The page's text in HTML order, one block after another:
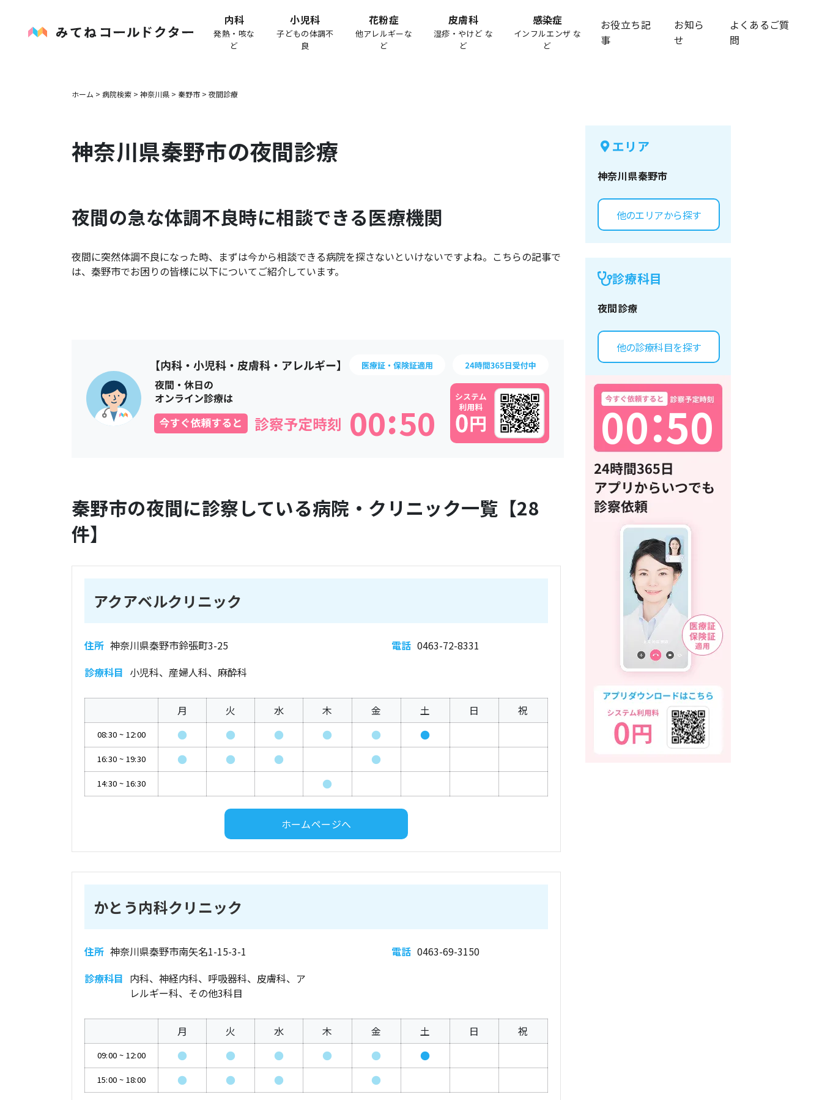
内科
発熱・咳な
ど
小児科
子どもの体調不
良
花粉症
他アレルギーな
ど
皮膚科
湿疹・やけど な
ど
感染症
インフルエンザ な
ど
お役立ち記
事
お知ら
せ
よくあるご質
問
ホーム > 病院検索 > 神奈川県 > 秦野市 > 夜間診療
神奈川県秦野市の夜間診療
夜間の急な体調不良時に相談できる医療機関
夜間に突然体調不良になった時、まずは今から相談できる病院を探さないといけないですよね。こちらの記事で
は、 秦野市でお困りの皆様に以下についてご紹介しています。
00 50
:
秦野市の夜間に診察している病院・クリニック一覧【28
件】
アクアベルクリニック
住所 神奈川県秦野市鈴張町3-25 電話 0463-72-8331
診療科目 小児科、産婦人科、麻酔科
月 火 水 木 金 土 日 祝
08:30 ~ 12:00 ● ● ● ● ● ●
16:30 ~ 19:30 ● ● ● ●
14:30 ~ 16:30 ●
ホームページへ
かとう内科クリニック
住所 神奈川県秦野市南矢名1-15-3-1 電話 0463-69-3150
診療科目 内科、神経内科、呼吸器科、皮膚科、ア
レルギー科、その他3科目
月 火 水 木 金 土 日 祝
09:00 ~ 12:00 ● ● ● ● ● ●
15:00 ~ 18:00 ● ● ● ●
エリア
神奈川県秦野市
他のエリアから探す
診療科目
夜間診療
他の診療科目を探す
00：
50